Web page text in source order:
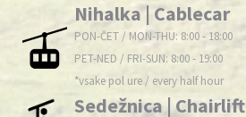
Nihalka | Cablecar
PON-ČET / MON-THU: 8:00 - 18:00
PET-NED / FRI-SUN: 8:00 - 19:00
*vsake pol ure / every half hour
Sedežnica | Chairlift